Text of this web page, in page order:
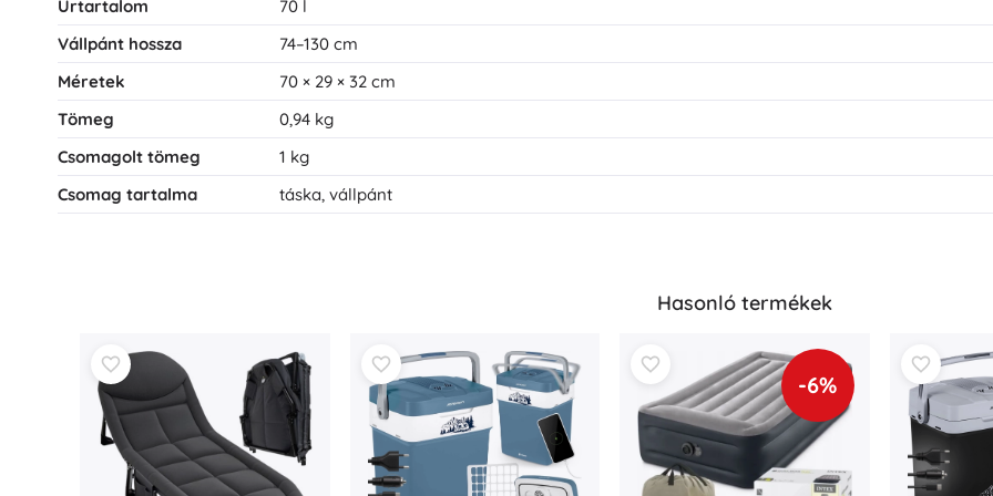
Űrtartalom
70 l
Vállpánt hossza
74–130 cm
Méretek
70 × 29 × 32 cm
Tömeg
0,94 kg
Csomagolt tömeg
1 kg
Csomag tartalma
táska, vállpánt
Hasonló termékek
-6%